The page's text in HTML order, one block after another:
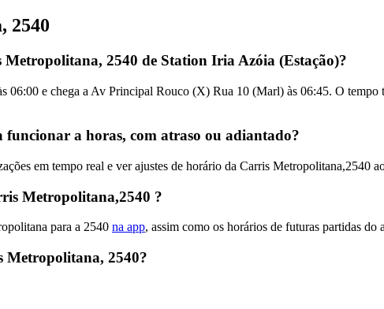
2540
2540 de Station Iria Azóia (Estação)?
06:00 e chega a Av Principal Rouco (X) Rua 10 (Marl) às 06:45. O
a horas, com atraso ou adiantado?
em tempo real e ver ajustes de horário da Carris Metropolitana,2540
Metropolitana,2540 ?
para a 2540 na app, assim como os horários de futuras partidas do
Metropolitana, 2540?